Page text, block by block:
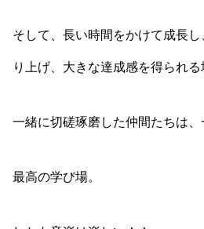
そして、長い時間をかけて成長
り上げ、大きな達成感を得られる
一緒に切磋琢磨した仲間たちは、
最高の学び場。